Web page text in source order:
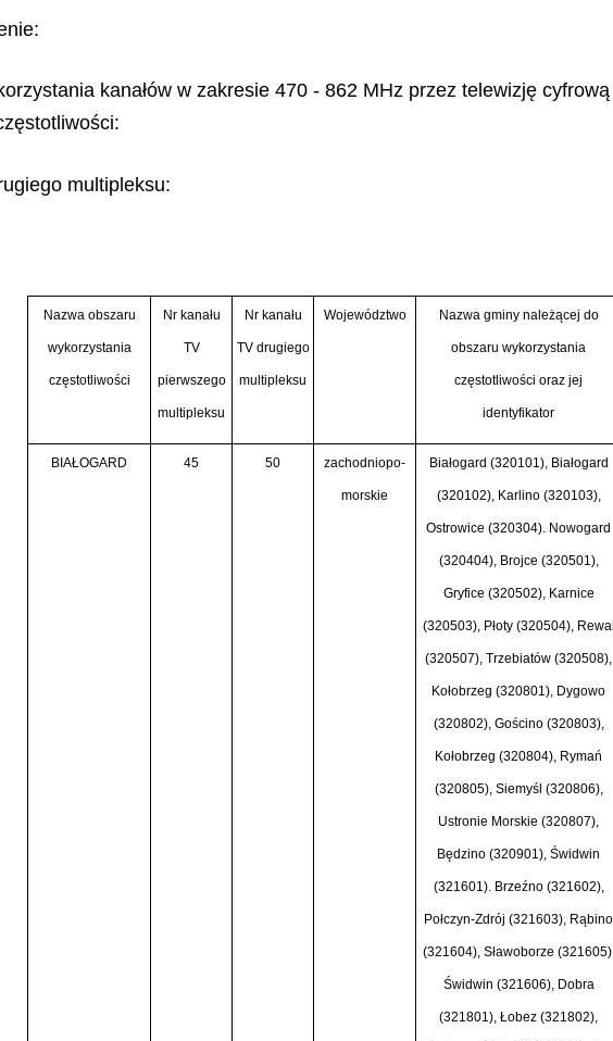
kanałów w zakresie 470 - 862 MHz przez telewizję
multipleksu:
Nazwa obszaru
wykorzystania
częstotliwości
Nr kanału
TV
pierwszego
multipleksu
Nr kanału
TV drugiego
multipleksu
Województwo Nazwa gminy należącej do
obszaru wykorzystania
częstotliwości oraz jej
identyfikator
BIAŁOGARD 45 50 zachodniopo-
morskie
Białogard (320101), Białogard
(320102), Karlino (320103),
Ostrowice (320304). Nowogard
(320404), Brojce (320501),
Gryfice (320502), Karnice
(320503), Płoty (320504), Rewal
(320507), Trzebiatów (320508),
Kołobrzeg (320801), Dygowo
(320802), Gościno (320803),
Kołobrzeg (320804), Rymań
(320805), Siemyśl (320806),
Ustronie Morskie (320807),
Będzino (320901), Świdwin
(321601). Brzeźno (321602),
Połczyn-Zdrój (321603), Rąbino
(321604), Sławoborze
Świdwin (321606), Dobra
(321801), Łobez (321802),